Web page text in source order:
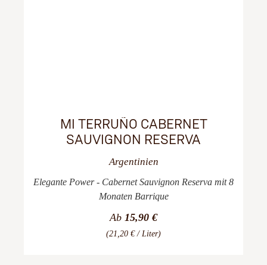
MI TERRUÑO CABERNET
SAUVIGNON RESERVA
Argentinien
Elegante Power - Cabernet Sauvignon Reserva mit 8
Monaten Barrique
Ab 15,90 €
(21,20 € / Liter)